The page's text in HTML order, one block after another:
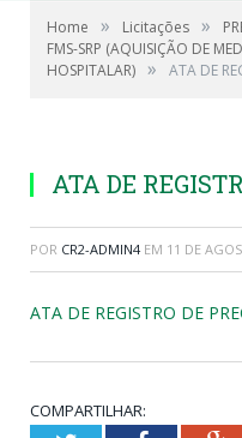
Home » Licitações »
FMS-SRP (AQUISIÇÃO DE
HOSPITALAR) » ATA DE
ATA DE
POR CR2-ADMIN4 EM 11 DE
ATA DE REGISTRO DE
COMPARTILHAR: